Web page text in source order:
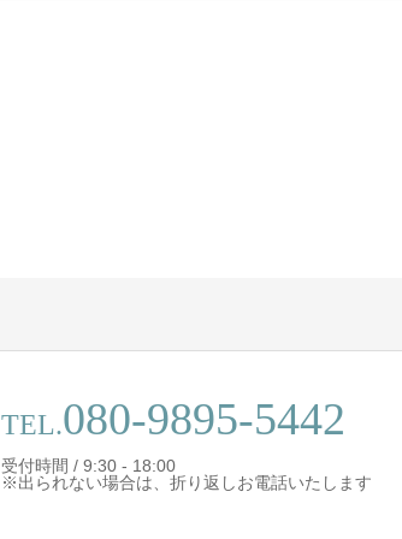
TEL.080-9895-5442
受付時間 / 9:30 - 18:00
※出られない場合は、折り返しお電話いたします